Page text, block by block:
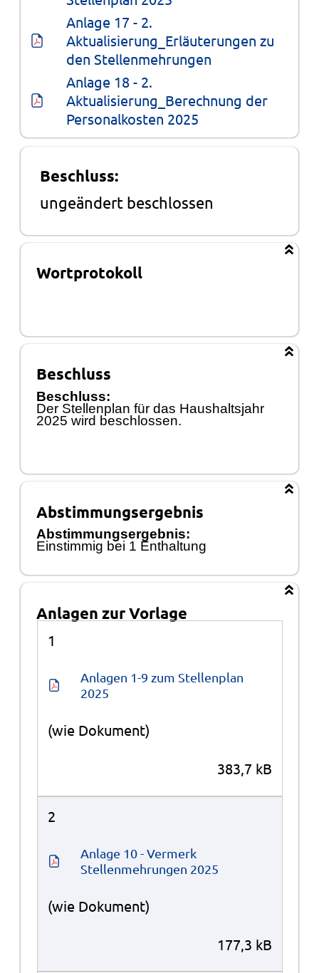
Anlage 17 - 2.
Aktualisierung_Erläuterungen zu
den Stellenmehrungen
Anlage 18 - 2.
Aktualisierung_Berechnung der
Personalkosten 2025
Beschluss:
ungeändert beschlossen
Wortprotokoll
Beschluss
Beschluss:
Der Stellenplan für das Haushaltsjahr
2025 wird beschlossen.
Abstimmungsergebnis
Abstimmungsergebnis:
Einstimmig bei 1 Enthaltung
Anlagen zur Vorlage
1
Anlagen 1-9 zum Stellenplan
2025
(wie Dokument)
383,7 kB
2
Anlage 10 - Vermerk
Stellenmehrungen 2025
(wie Dokument)
177,3 kB